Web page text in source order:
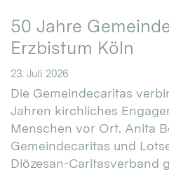
50 Jahre
Erzbistum Köln
23. Juli 2026
Die Gemeindecaritas
Jahren kirchliches
Menschen vor Ort. Anita
Gemeindecaritas und
Diözesan-Caritasverband